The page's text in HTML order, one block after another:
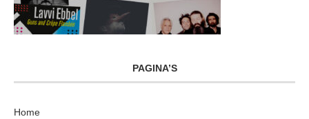
PAGINA’S
Home